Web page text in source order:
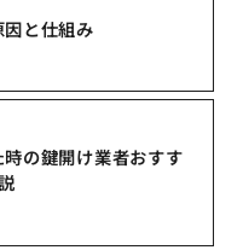
と仕組み
の鍵開け業者おすす